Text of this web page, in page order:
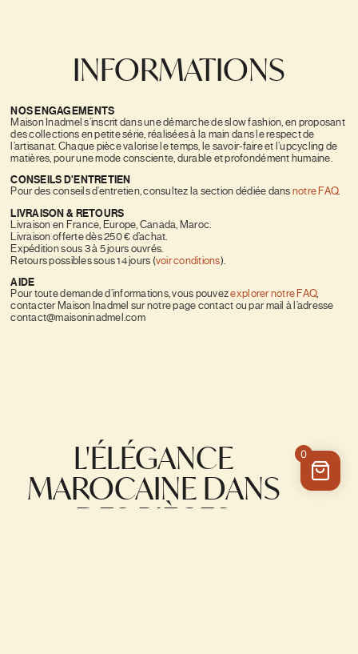
0
INFORMATIONS
NOS ENGAGEMENTS
Maison Inadmel s’inscrit dans une démarche de slow fashion, en proposant
des collections en petite série, réalisées à la main dans le respect de
l’artisanat. Chaque pièce valorise le temps, le savoir-faire et l’upcycling de
matières, pour une mode consciente, durable et profondément humaine.
CONSEILS D'ENTRETIEN
Pour des conseils d’entretien, consultez la section dédiée dans notre FAQ.
LIVRAISON & RETOURS
Livraison en France, Europe, Canada, Maroc.
Livraison offerte dès 250 € d’achat.
Expédition sous 3 à 5 jours ouvrés.
Retours possibles sous 14 jours (voir conditions).
AIDE
Pour toute demande d’informations, vous pouvezexplorer notre FAQ,
contacter Maison Inadmel sur notre page contact ou par mail à l’adresse
contact@maisoninadmel.com
L'ÉLÉGANCE
MAROCAINE DANS
DES PIÈCES